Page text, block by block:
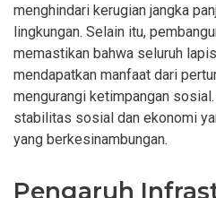
menghindari kerugian jangka
lingkungan. Selain itu,
memastikan bahwa seluruh
mendapatkan manfaat dari
mengurangi ketimpangan
stabilitas sosial dan ekonomi
yang berkesinambungan.
Pengaruh